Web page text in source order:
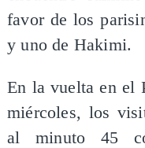
favor de los
y uno de Hakimi.
En la vuelta en el
miércoles, los
al minuto 45